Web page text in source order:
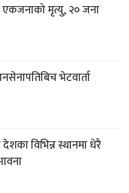
एकजनाको मृत्यु, २० जना
भेटवार्ता
विभिन्न स्थानमा धेरै